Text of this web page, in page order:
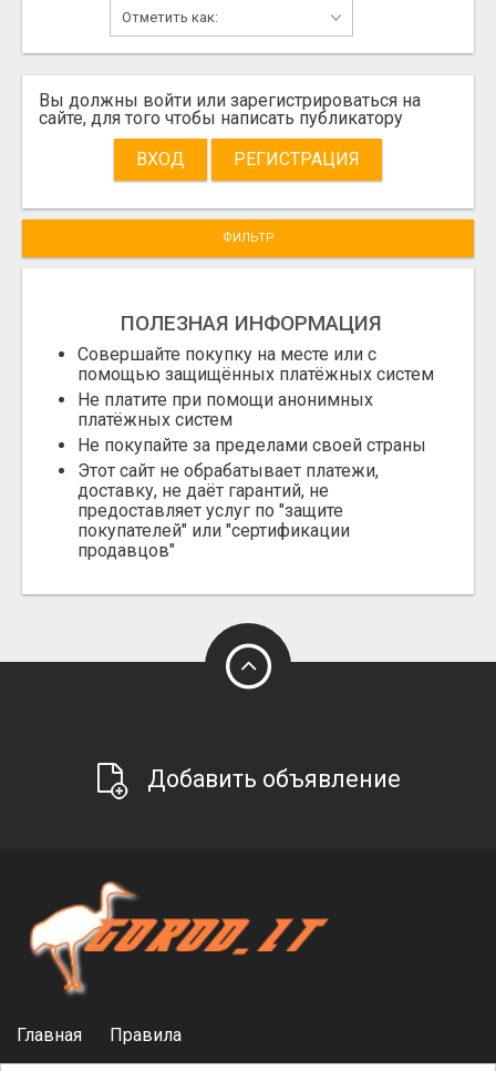
Вы должны войти или зарегистрироваться на
сайте, для того чтобы написать публикатору
ВХОД
РЕГИСТРАЦИЯ
ФИЛЬТР
ПОЛЕЗНАЯ ИНФОРМАЦИЯ
Совершайте покупку на месте или с
помощью защищённых платёжных систем
Не платите при помощи анонимных
платёжных систем
Не покупайте за пределами своей страны
Этот сайт не обрабатывает платежи,
доставку, не даёт гарантий, не
предоставляет услуг по "защите
покупателей" или "сертификации
продавцов"
Добавить объявление
Главная
Правила